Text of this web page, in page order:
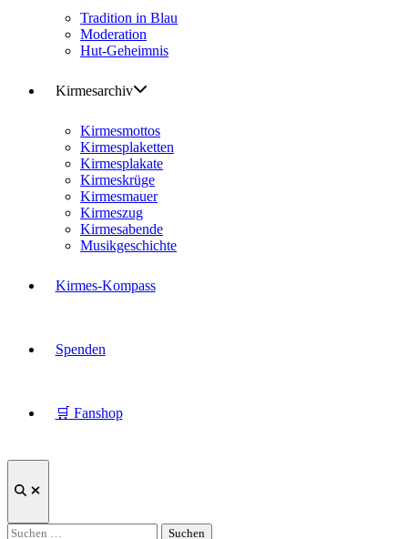
Tradition in Blau
Moderation
Hut-Geheimnis
Kirmesarchiv
Kirmesmottos
Kirmesplaketten
Kirmesplakate
Kirmeskrüge
Kirmesmauer
Kirmeszug
Kirmesabende
Musikgeschichte
Kirmes-Kompass
Spenden
🛒 Fanshop
Suche
Suchen